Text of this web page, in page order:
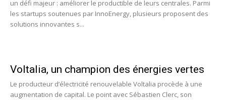
un défi majeur : améliorer le productible de leurs centrales. Parmi
les startups soutenues par InnoEnergy, plusieurs proposent des
solutions innovantes s...
Voltalia, un champion des énergies vertes
Le producteur d’électricité renouvelable Voltalia procède à une
augmentation de capital. Le point avec Sébastien Clerc, son